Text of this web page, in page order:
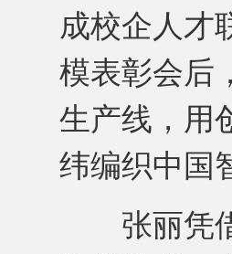
成校企人才
模表彰会后
生产线，用
纬编织中国
张丽凭借